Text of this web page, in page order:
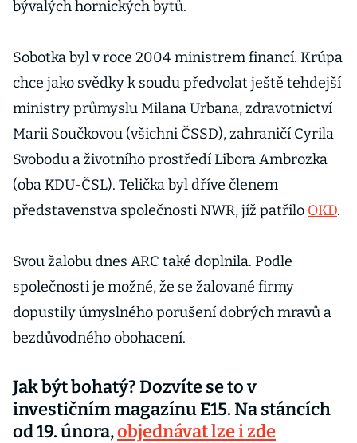
bývalých hornických bytů.
Sobotka byl v roce 2004 ministrem financí. Krúpa
chce jako svědky k soudu předvolat ještě tehdejší
ministry průmyslu Milana Urbana, zdravotnictví
Marii Součkovou (všichni ČSSD), zahraničí Cyrila
Svobodu a životního prostředí Libora Ambrozka
(oba KDU-ČSL). Telička byl dříve členem
představenstva společnosti NWR, jíž patřilo OKD.
Svou žalobu dnes ARC také doplnila. Podle
společnosti je možné, že se žalované firmy
dopustily úmyslného porušení dobrých mravů a
bezdůvodného obohacení.
Jak být bohatý? Dozvíte se to v
investičním magazínu E15. Na stáncích
od 19. února,objednávat lze i zde